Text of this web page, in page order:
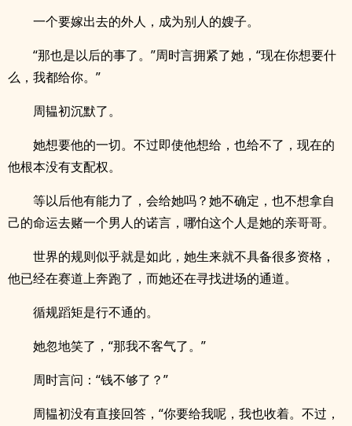
一个要嫁出去的外人，成为别人的嫂子。
“那也是以后的事了。”周时言拥紧了她，“现在你想要什
么，我都给你。”
周韫初沉默了。
她想要他的一切。不过即使他想给，也给不了，现在的
他根本没有支配权。
等以后他有能力了，会给她吗？她不确定，也不想拿自
己的命运去赌一个男人的诺言，哪怕这个人是她的亲哥哥。
世界的规则似乎就是如此，她生来就不具备很多资格，
他已经在赛道上奔跑了，而她还在寻找进场的通道。
循规蹈矩是行不通的。
她忽地笑了，“那我不客气了。”
周时言问：“钱不够了？”
周韫初没有直接回答，“你要给我呢，我也收着。不过，